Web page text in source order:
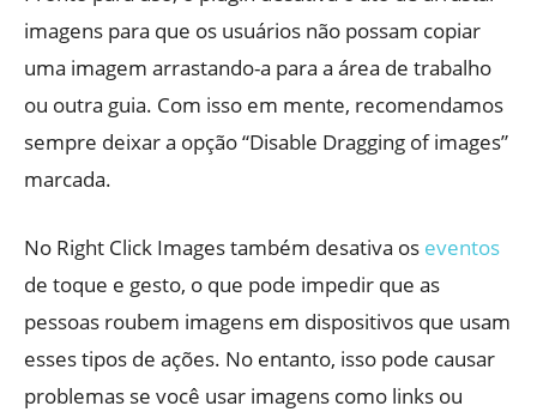
imagens para que os usuários não possam copiar
uma imagem arrastando-a para a área de trabalho
ou outra guia. Com isso em mente, recomendamos
sempre deixar a opção “Disable Dragging of images”
marcada.
No Right Click Images também desativa os eventos
de toque e gesto, o que pode impedir que as
pessoas roubem imagens em dispositivos que usam
esses tipos de ações. No entanto, isso pode causar
problemas se você usar imagens como links ou